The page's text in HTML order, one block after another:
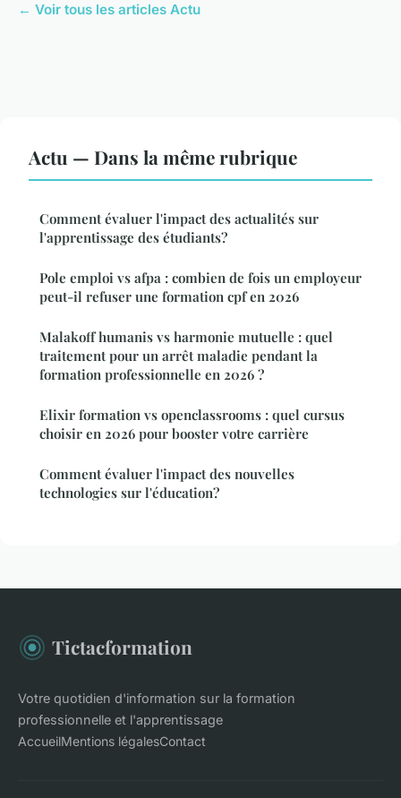
← Voir tous les articles Actu
Actu — Dans la même rubrique
Comment évaluer l'impact des actualités sur
l'apprentissage des étudiants?
Pole emploi vs afpa : combien de fois un employeur
peut-il refuser une formation cpf en 2026
Malakoff humanis vs harmonie mutuelle : quel
traitement pour un arrêt maladie pendant la
formation professionnelle en 2026 ?
Elixir formation vs openclassrooms : quel cursus
choisir en 2026 pour booster votre carrière
Comment évaluer l'impact des nouvelles
technologies sur l'éducation?
Tictacformation
Votre quotidien d'information sur la formation
professionnelle et l'apprentissage
AccueilMentions légalesContact